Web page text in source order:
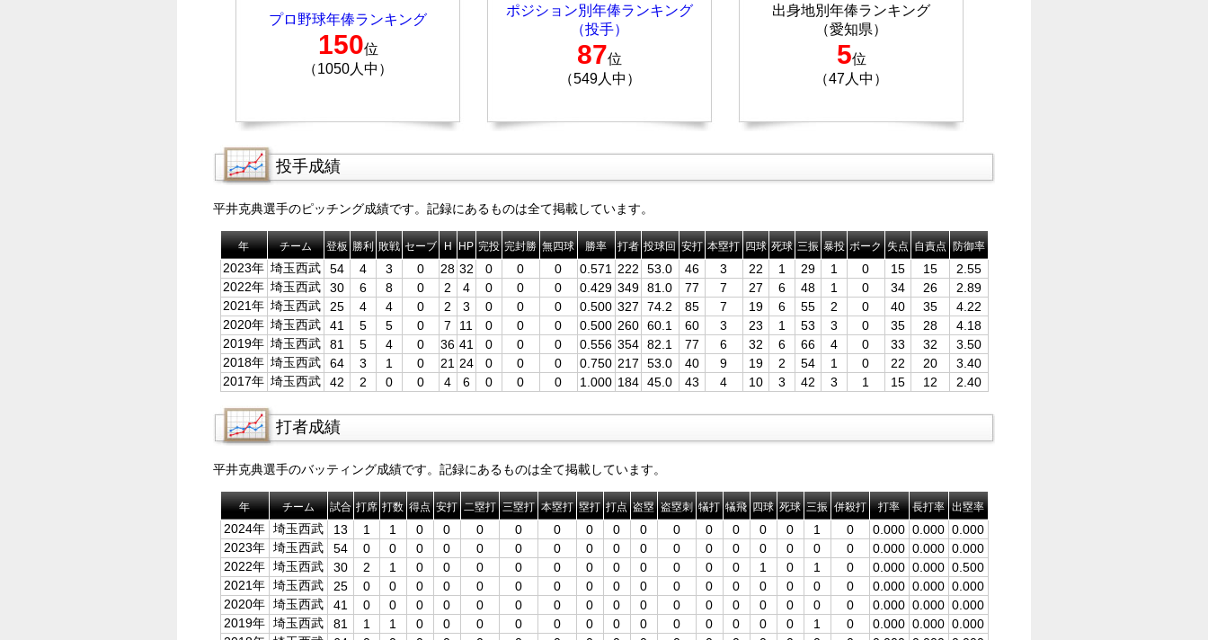
プロ野球年俸ランキング
150位
（1050人中）
ポジション別年俸ランキング
（投手）
87位
（549人中）
出身地別年俸ランキング
（愛知県）
5位
（47人中）
投手成績
平井克典選手のピッチング成績です。記録にあるものは全て掲載しています。
年 チーム 登板 勝利 敗戦 セーブ H HP 完投 完封勝 無四球 勝率 打者 投球回 安打 本塁打 四球 死球 三振 暴投 ボーク 失点 自責点 防御率
2023年 埼玉西武 54 4 3 0 28 32 0 0 0 0.571 222 53.0 46 3 22 1 29 1 0 15 15
2.55
2022年 埼玉西武 30 6 8 0 2 4 0 0 0 0.429 349 81.0 77 7 27 6 48 1 0 34 26
2.89
2021年 埼玉西武 25 4 4 0 2 3 0 0 0 0.500 327 74.2 85 7 19 6 55 2 0 40 35
4.22
2020年 埼玉西武 41 5 5 0 7 11 0 0 0 0.500 260 60.1 60 3 23 1 53 3 0 35 28
4.18
2019年 埼玉西武 81 5 4 0 36 41 0 0 0 0.556 354 82.1 77 6 32 6 66 4 0 33 32
3.50
2018年 埼玉西武 64 3 1 0 21 24 0 0 0 0.750 217 53.0 40 9 19 2 54 1 0 22 20
3.40
2017年 埼玉西武 42 2 0 0 4 6 0 0 0 1.000 184 45.0 43 4 10 3 42 3 1 15 12 2.40
打者成績
平井克典選手のバッティング成績です。記録にあるものは全て掲載しています。
年 チーム 試合 打席 打数 得点 安打 二塁打 三塁打 本塁打 塁打 打点 盗塁 盗塁刺 犠打 犠飛 四球 死球 三振 併殺打 打率 長打率 出塁率
2024年 埼玉西武 13 1 1 0 0 0 0 0 0 0 0 0 0 0 0 0 1 0 0.000 0.000 0.000
2023年 埼玉西武 54 0 0 0 0 0 0 0 0 0 0 0 0 0 0 0 0 0 0.000 0.000 0.000
2022年 埼玉西武 30 2 1 0 0 0 0 0 0 0 0 0 0 0 1 0 1 0 0.000 0.000 0.500
2021年 埼玉西武 25 0 0 0 0 0 0 0 0 0 0 0 0 0 0 0 0 0 0.000 0.000 0.000
2020年 埼玉西武 41 0 0 0 0 0 0 0 0 0 0 0 0 0 0 0 0 0 0.000 0.000 0.000
2019年 埼玉西武 81 1 1 0 0 0 0 0 0 0 0 0 0 0 0 0 1 0 0.000 0.000 0.000